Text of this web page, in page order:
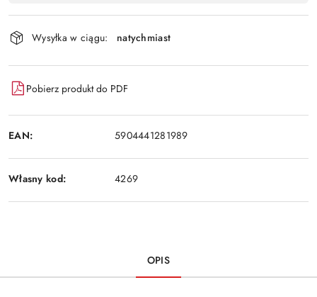
Wyślij
dostawa
Wysyłka w ciągu: natychmiast
Pobierz produkt do PDF
EAN: 5904441281989
Własny kod: 4269
OPIS